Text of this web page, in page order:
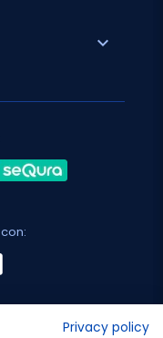
expand_more
Privacy policy